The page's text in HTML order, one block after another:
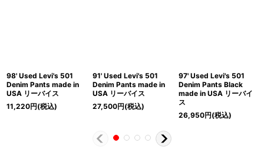
98' Used Levi's 501
Denim Pants made in
USA リーバイス
11,220円(税込)
91' Used Levi's 501
Denim Pants made in
USA リーバイス
27,500円(税込)
97' Used Levi's 501
Denim Pants Black
made in USA リーバイ
ス
26,950円(税込)